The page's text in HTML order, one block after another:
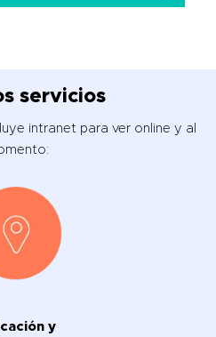
servicios
intranet para ver online y al
y